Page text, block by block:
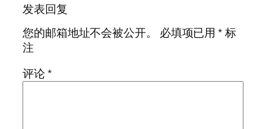
发表回复
您的邮箱地址不会被公开。
必填项已用*标
注
评论*